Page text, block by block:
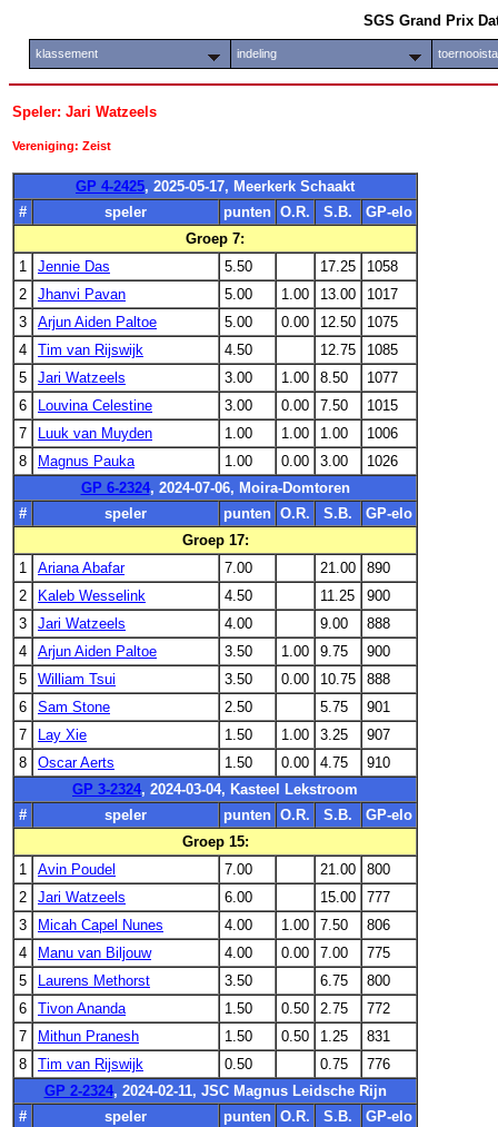
SGS Grand Prix
klassement indeling
Speler: Jari Watzeels
Vereniging: Zeist
GP 4-2425, 2025-05-17, Meerkerk Schaakt
#
speler punten O.R. S.B.
GP-elo
Groep 7:
1
Jennie Das 5.50 17.25
1058
2
Jhanvi Pavan 5.00 1.00 13.00
1017
3
Arjun Aiden Paltoe 5.00 0.00 12.50
1075
4
Tim van Rijswijk 4.50 12.75
1085
5
Jari Watzeels 3.00 1.00 8.50
1077
6
Louvina Celestine 3.00 0.00 7.50
1015
7
Luuk van Muyden 1.00 1.00 1.00
1006
8
Magnus Pauka 1.00 0.00 3.00
1026
GP 6-2324, 2024-07-06, Moira-Domtoren
#
speler punten O.R. S.B.
GP-elo
Groep 17:
1
Ariana Abafar 7.00 21.00
890
2
Kaleb Wesselink 4.50 11.25
900
3
Jari Watzeels 4.00 9.00
888
4
Arjun Aiden Paltoe 3.50 1.00 9.75
900
5
William Tsui 3.50 0.00 10.75
888
6
Sam Stone 2.50 5.75
901
7
Lay Xie 1.50 1.00 3.25
907
8
Oscar Aerts 1.50 0.00 4.75
910
GP 3-2324, 2024-03-04, Kasteel Lekstroom
#
speler punten O.R. S.B.
GP-elo
Groep 15:
1
Avin Poudel 7.00 21.00
800
2
Jari Watzeels 6.00 15.00
777
3
Micah Capel Nunes 4.00 1.00 7.50
806
4
Manu van Biljouw 4.00 0.00 7.00
775
5
Laurens Methorst 3.50 6.75
800
6
Tivon Ananda 1.50 0.50 2.75
772
7
Mithun Pranesh 1.50 0.50 1.25
831
8
Tim van Rijswijk 0.50 0.75
776
GP 2-2324, 2024-02-11, JSC Magnus Leidsche Rijn
#
speler punten O.R. S.B.
GP-elo